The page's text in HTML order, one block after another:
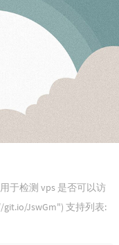
于检测 vps 是否可以访
JswGm") 支持列表: